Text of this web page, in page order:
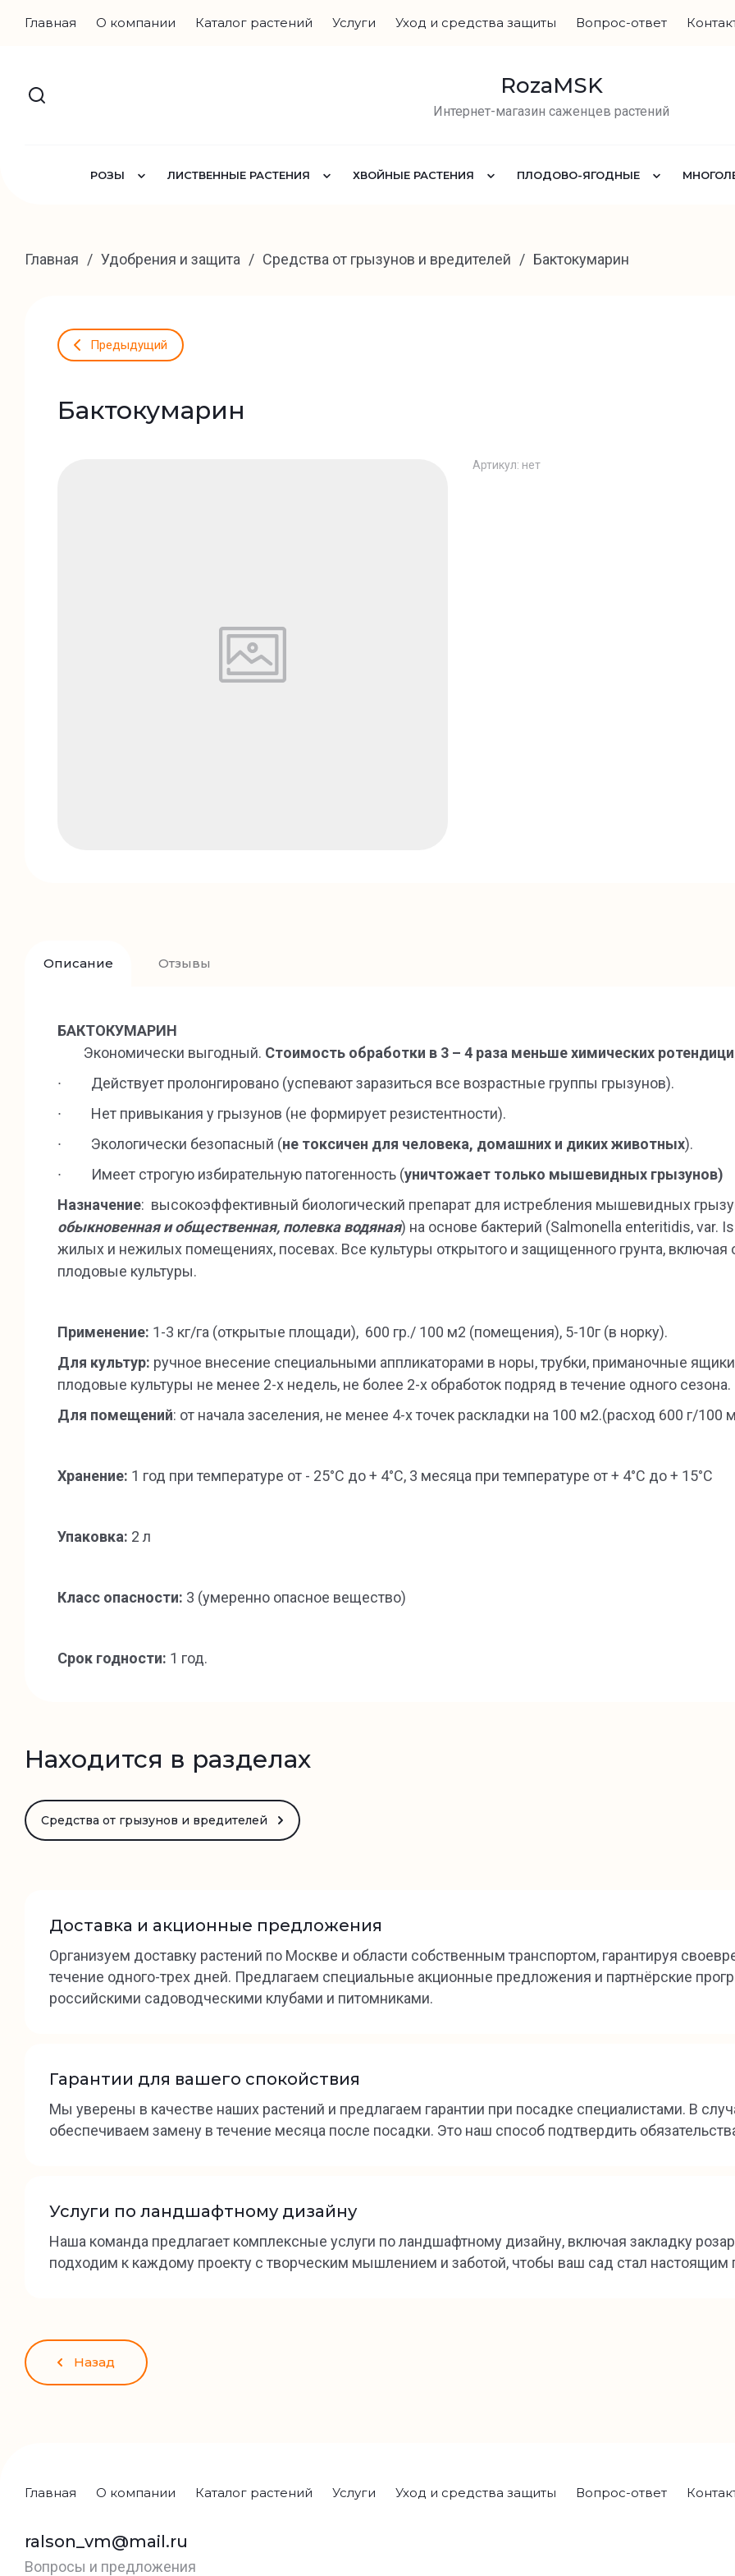
Главная О компании Каталог растений Услуги Уход и средства защиты Вопрос-ответ
RozaMSK
Интернет-магазин саженцев растений
РОЗЫ ЛИСТВЕННЫЕ РАСТЕНИЯ ХВОЙНЫЕ РАСТЕНИЯ ПЛОДОВО-ЯГОДНЫЕ
Главная / Удобрения и защита / Средства от грызунов и вредителей / Бактокумарин
Предыдущий
Бактокумарин
Бактокумарин
Артикул: нет
Описание Отзывы
БАКТОКУМАРИН
Экономически выгодный. Стоимость обработки в 3 – 4 раза меньше химических
∙ Действует пролонгировано (успевают заразиться все возрастные группы грызунов).
∙ Нет привыкания у грызунов (не формирует резистентности).
∙ Экологически безопасный (не токсичен для человека, домашних и диких животных).
∙ Имеет строгую избирательную патогенность (уничтожает только мышевидных грызунов)
Назначение: высокоэффективный биологический препарат для истребления мышевидных
обыкновенная и общественная, полевка водяная) на основе бактерий (Salmonella enteritidis,
жилых и нежилых помещениях, посевах. Все культуры открытого и защищенного грунта,
плодовые культуры.
Применение: 1-3 кг/га (открытые площади), 600 гр./ 100 м2 (помещения), 5-10г (в норку).
Для культур: ручное внесение специальными аппликаторами в норы, трубки, приманочные
плодовые культуры не менее 2-х недель, не более 2-х обработок подряд в течение одного сезона.
Для помещений: от начала заселения, не менее 4-х точек раскладки на 100 м2.(расход 600 г/100
Хранение: 1 год при температуре от - 25°С до + 4°С, 3 месяца при температуре от + 4°С до + 15°С
Упаковка: 2 л
Класс опасности: 3 (умеренно опасное вещество)
Срок годности: 1 год.
Находится в разделах
Средства от грызунов и вредителей
Доставка и акционные предложения
Организуем доставку растений по Москве и области собственным транспортом, гарантируя
течение одного-трех дней. Предлагаем специальные акционные предложения и партнёрские
российскими садоводческими клубами и питомниками.
Гарантии для вашего спокойствия
Мы уверены в качестве наших растений и предлагаем гарантии при посадке специалистами. В
обеспечиваем замену в течение месяца после посадки. Это наш способ подтвердить
Услуги по ландшафтному дизайну
Наша команда предлагает комплексные услуги по ландшафтному дизайну, включая закладку
подходим к каждому проекту с творческим мышлением и заботой, чтобы ваш сад стал настоящим
Назад
Главная О компании Каталог растений Услуги Уход и средства защиты Вопрос-ответ
ralson_vm@mail.ru
Вопросы и предложения